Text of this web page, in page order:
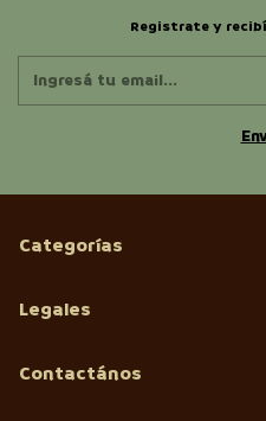
Registrate y
Categorías
Legales
Contactános